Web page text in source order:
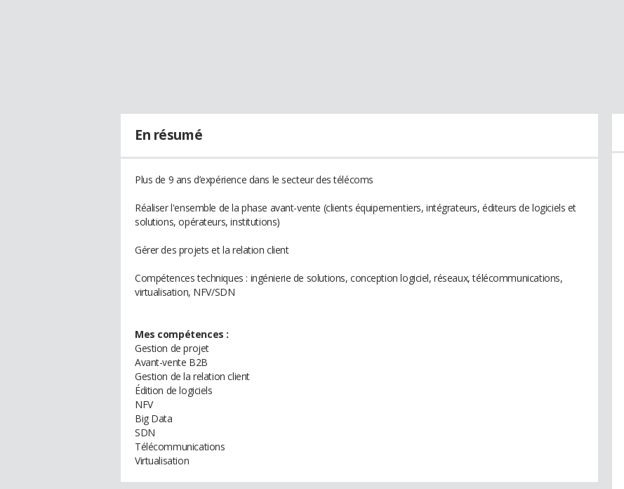
En résumé
Plus de 9 ans d’expérience dans le secteur des télécoms
Réaliser l'ensemble de la phase avant-vente (clients équipementiers, intégrateurs, éditeurs de logiciels et
solutions, opérateurs, institutions)
Gérer des projets et la relation client
Compétences techniques : ingénierie de solutions, conception logiciel, réseaux, télécommunications,
virtualisation, NFV/SDN
Mes compétences :
Gestion de projet
Avant-vente B2B
Gestion de la relation client
Édition de logiciels
NFV
Big Data
SDN
Télécommunications
Virtualisation